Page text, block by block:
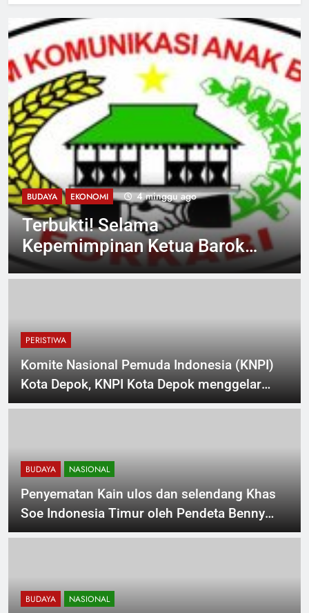
BUDAYA EKONOMI 4 minggu ago
Terbukti! Selama
Kepemimpinan Ketua Barok,
Forkabi Kota Depok Semakin
PERISTIWA
Komite Nasional Pemuda Indonesia (KNPI)
Kota Depok, KNPI Kota Depok menggelar
dialog kepemudaan
BUDAYA NASIONAL
Penyematan Kain ulos dan selendang Khas
Soe Indonesia Timur oleh Pendeta Benny
Woodi – Ir Jarmud.alias Semy. Tokoh Batak.
BUDAYA NASIONAL